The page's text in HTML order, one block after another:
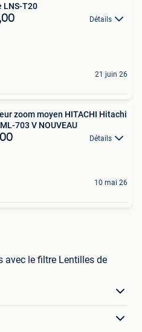
LNS-T20
Détails
21 juin 26
zoom moyen HITACHI Hitachi
703 V NOUVEAU
Détails
10 mai 26